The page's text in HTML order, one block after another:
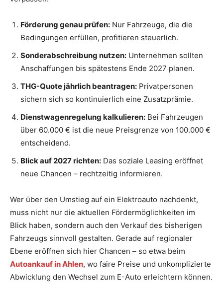
Förderung genau prüfen: Nur Fahrzeuge, die die
Bedingungen erfüllen, profitieren steuerlich.
Sonderabschreibung nutzen: Unternehmen sollten
Anschaffungen bis spätestens Ende 2027 planen.
THG-Quote jährlich beantragen: Privatpersonen
sichern sich so kontinuierlich eine Zusatzprämie.
Dienstwagenregelung kalkulieren: Bei Fahrzeugen
über 60.000 € ist die neue Preisgrenze von 100.000 €
entscheidend.
Blick auf 2027 richten: Das soziale Leasing eröffnet
neue Chancen – rechtzeitig informieren.
Wer über den Umstieg auf ein Elektroauto nachdenkt,
muss nicht nur die aktuellen Fördermöglichkeiten im
Blick haben, sondern auch den Verkauf des bisherigen
Fahrzeugs sinnvoll gestalten. Gerade auf regionaler
Ebene eröffnen sich hier Chancen – so etwa beim
Autoankauf in Ahlen, wo faire Preise und unkomplizierte
Abwicklung den Wechsel zum E-Auto erleichtern können.